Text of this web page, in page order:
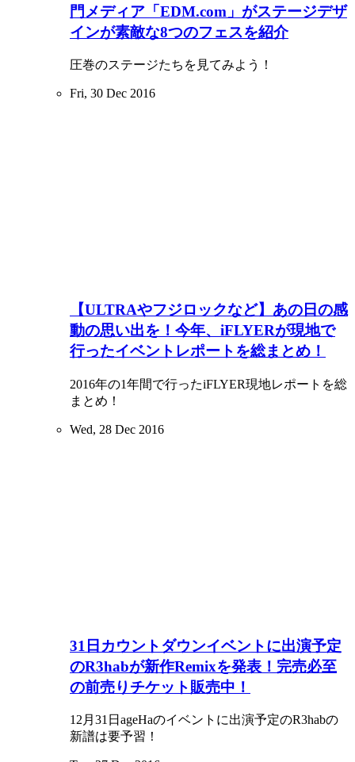
門メディア「EDM.com」がステージデザ
インが素敵な8つのフェスを紹介
圧巻のステージたちを見てみよう！
Fri, 30 Dec 2016
【ULTRAやフジロックなど】あの日の感
動の思い出を！今年、iFLYERが現地で
行ったイベントレポートを総まとめ！
2016年の1年間で行ったiFLYER現地レポートを総
まとめ！
Wed, 28 Dec 2016
31日カウントダウンイベントに出演予定
のR3habが新作Remixを発表！完売必至
の前売りチケット販売中！
12月31日ageHaのイベントに出演予定のR3habの
新譜は要予習！